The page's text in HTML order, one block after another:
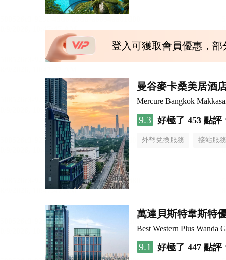
登入可獲取會員優惠，
曼谷麥卡桑美居酒
Mercure Bangkok
9.3 好極了 453 點評
外幣兌換服務 接站服務
萬達貝斯特韋斯特
Best Western Plus Wanda
9.1 好極了 447 點評